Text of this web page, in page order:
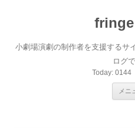
小劇場演劇の制作者を支援するサ
ログで
Today: 0144
メニ